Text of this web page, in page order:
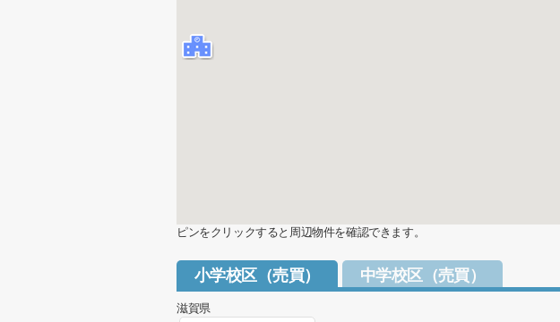
ピンをクリックすると周辺物件を確認できます。
小学校区（売買） 中学校区（売買）
滋賀県